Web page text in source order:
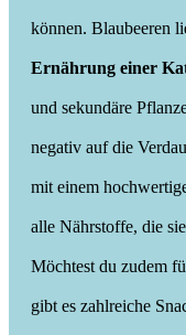
können. Blaubeeren
Ernährung einer
und sekundäre
negativ auf die
mit einem
alle Nährstoffe, die
Möchtest du zudem
gibt es zahlreiche